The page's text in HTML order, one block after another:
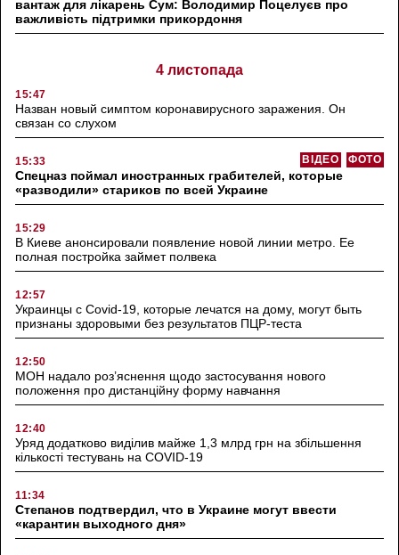
вантаж для лікарень Сум: Володимир Поцелуєв про
важливість підтримки прикордоння
4 листопада
15:47
Назван новый симптом коронавирусного заражения. Он
связан со слухом
15:33 ФОТО
ВІДЕО
Спецназ поймал иностранных грабителей, которые
«разводили» стариков по всей Украине
15:29
В Киеве анонсировали появление новой линии метро. Ее
полная постройка займет полвека
12:57
Украинцы с Covid-19, которые лечатся на дому, могут быть
признаны здоровыми без результатов ПЦР-теста
12:50
МОН надало роз’яснення щодо застосування нового
положення про дистанційну форму навчання
12:40
Уряд додатково виділив майже 1,3 млрд грн на збільшення
кількості тестувань на COVID-19
11:34
Степанов подтвердил, что в Украине могут ввести
«карантин выходного дня»